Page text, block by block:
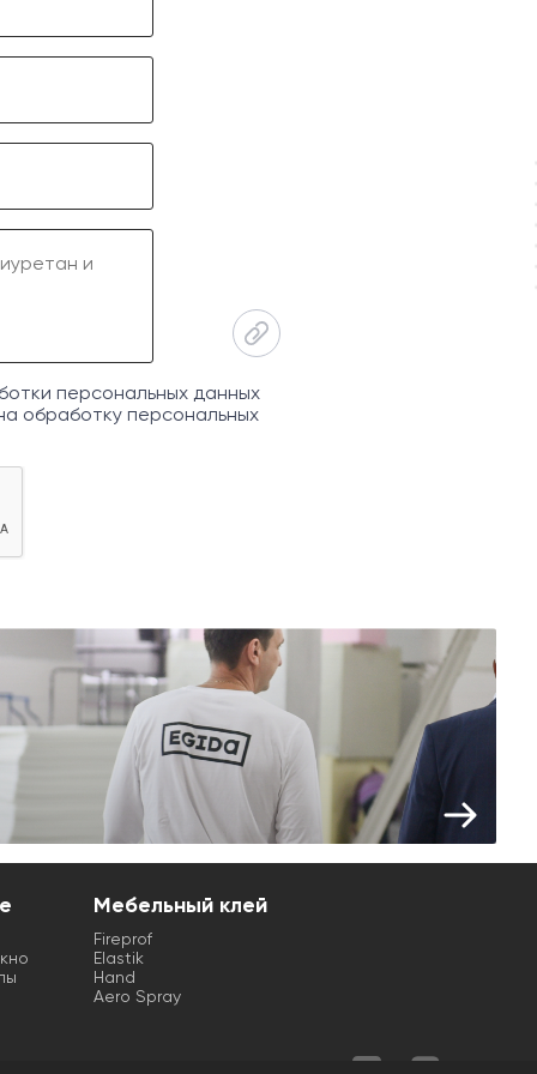
персональных данных
обработку персональных
Мебельный клей
Fireprof
Elastik
Hand
Aero Spray